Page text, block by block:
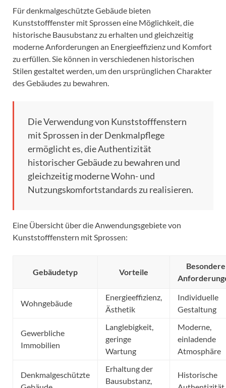
Für denkmalgeschützte Gebäude bieten
Kunststofffenster mit Sprossen eine Möglichkeit, die
historische Bausubstanz zu erhalten und gleichzeitig
moderne Anforderungen an Energieeffizienz und Komfort
zu erfüllen. Sie können in verschiedenen historischen
Stilen gestaltet werden, um den ursprünglichen Charakter
des Gebäudes zu bewahren.
Die Verwendung von Kunststofffenstern
mit Sprossen in der Denkmalpflege
ermöglicht es, die Authentizität
historischer Gebäude zu bewahren und
gleichzeitig moderne Wohn- und
Nutzungskomfortstandards zu realisieren.
Eine Übersicht über die Anwendungsgebiete von
Kunststofffenstern mit Sprossen:
Gebäudetyp Vorteile
Besondere
Wohngebäude
Energieeffizienz,
Ästhetik
Individuelle
Gestaltung
Gewerbliche
Immobilien
Langlebigkeit,
geringe
Wartung
Moderne,
einladende
Atmosphäre
Denkmalgeschützte
Erhaltung der
Bausubstanz,
Historische